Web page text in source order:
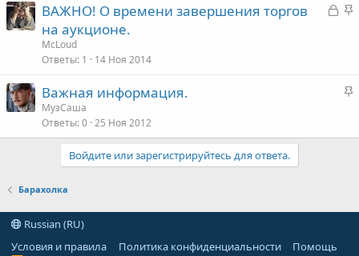
З
З
п
н
ВАЖНО! О времени завершения торгов
на аукционе.
McLoud
Ответы 1 14 Ноя 2014
З
р
е
Важная информация.
МузСаша
Ответы 0 25 Ноя 2012
Войдите или зарегистрируйтесь для ответа.
Барахолка
Russian (RU)
Условия и правила
Политика конфиденциальности Помощь